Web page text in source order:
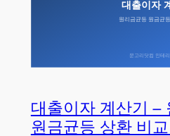
대출이자 계산기 –
원금균등 상환 비